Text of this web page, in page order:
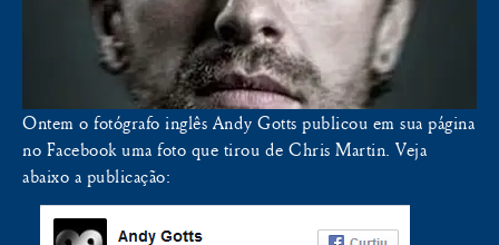
Ontem o fotógrafo inglês Andy Gotts publicou em sua página
no Facebook uma foto que tirou de Chris Martin. Veja
abaixo a publicação: